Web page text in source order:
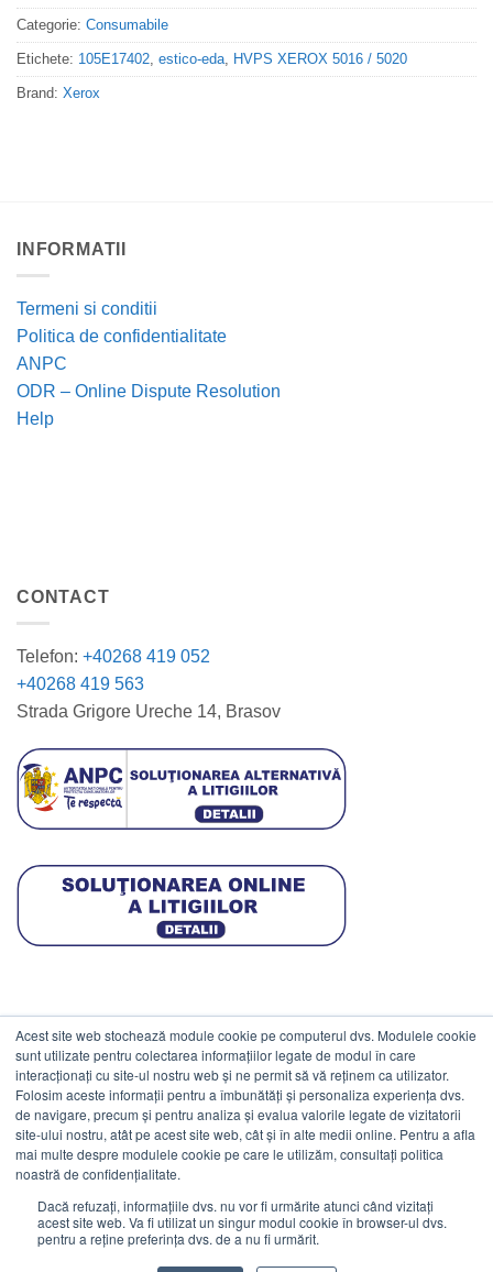
Acest site web stochează module cookie pe computerul dvs. Modulele cookie
sunt utilizate pentru colectarea informațiilor legate de modul în care
interacționați cu site-ul nostru web și ne permit să vă reținem ca utilizator.
Folosim aceste informații pentru a îmbunătăți și personaliza experiența dvs.
de navigare, precum și pentru analiza și evalua valorile legate de vizitatorii
site-ului nostru, atât pe acest site web, cât și în alte medii online. Pentru a afla
mai multe despre modulele cookie pe care le utilizăm, consultați politica
noastră de confidențialitate.
Dacă refuzați, informațiile dvs. nu vor fi urmărite atunci când vizitați
acest site web. Va fi utilizat un singur modul cookie în browser-ul dvs.
pentru a reține preferința dvs. de a nu fi urmărit.
Categorie: Consumabile
Etichete: 105E17402, estico-eda, HVPS XEROX 5016 / 5020
Brand: Xerox
INFORMATII
Termeni si conditii
Politica de confidentialitate
ANPC
ODR – Online Dispute Resolution
Help
CONTACT
Telefon: +40268 419 052
+40268 419 563
Strada Grigore Ureche 14, Brasov
DATE COMERCIALE
ESTICO S.R.L.
CIF: RO1094402.
Reg.Com: J08/469/1991.
Visa MasterCard
Cash Stripe